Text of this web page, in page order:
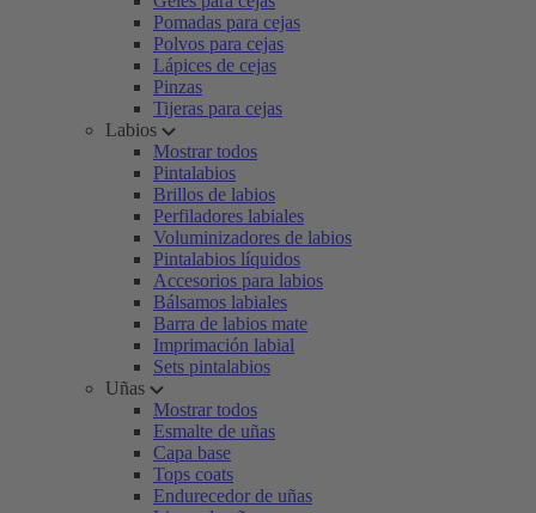
Pomadas para cejas
Polvos para cejas
Lápices de cejas
Pinzas
Tijeras para cejas
Labios
Mostrar todos
Pintalabios
Brillos de labios
Perfiladores labiales
Voluminizadores de labios
Pintalabios líquidos
Accesorios para labios
Bálsamos labiales
Barra de labios mate
Imprimación labial
Sets pintalabios
Uñas
Mostrar todos
Esmalte de uñas
Capa base
Tops coats
Endurecedor de uñas